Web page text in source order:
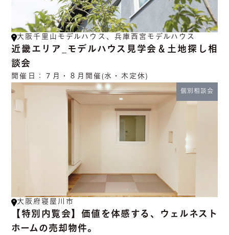
大阪千里山モデルハウス、兵庫西宮モデルハウス
近畿エリア_モデルハウス見学会＆土地探し相
談会
開催日： ７月・８月開催(水・木定休)
個別相談会
大阪府寝屋川市
【特別内覧会】価値を体感する、ウェルネスト
ホームの売却物件。